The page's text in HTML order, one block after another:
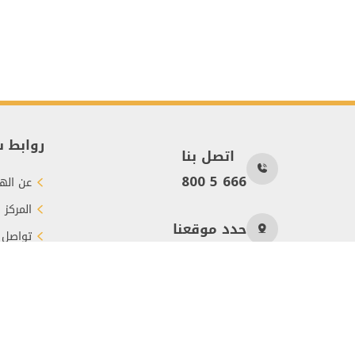
اتصل بنا
800 5 666
حدد موقعنا
عن